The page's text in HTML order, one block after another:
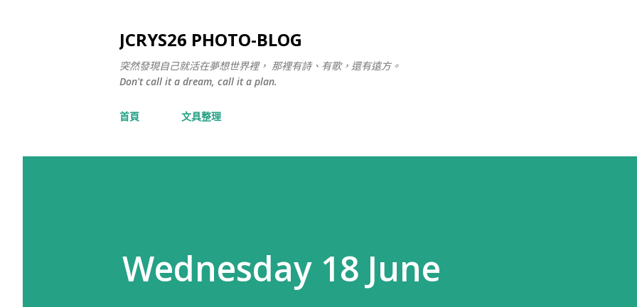
JCRYS26 PHOTO-BLOG
突然發現自己就活在夢想世界裡， 那裡有詩、有歌，還有遠方。
Don't call it a dream, call it a plan.
首頁 文具整理
Wednesday 18 June